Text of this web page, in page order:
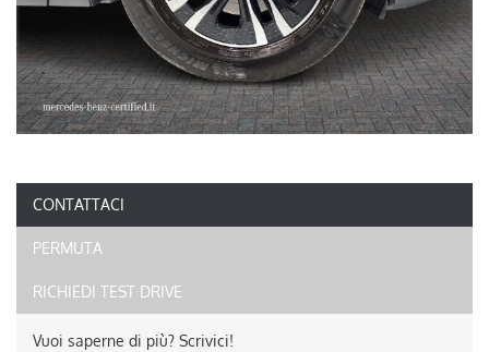
CONTATTACI
PERMUTA
RICHIEDI TEST DRIVE
Vuoi saperne di più? Scrivici!